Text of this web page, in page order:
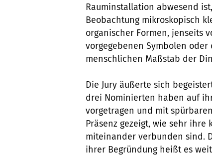
Rauminstallation abwesend
Beobachtung mikroskopisch
organischer Formen, jenseits
vorgegebenen Symbolen oder
menschlichen Maßstab der
Die Jury äußerte sich
drei Nominierten haben auf
vorgetragen und mit
Präsenz gezeigt, wie sehr
miteinander verbunden sind.
ihrer Begründung heißt es